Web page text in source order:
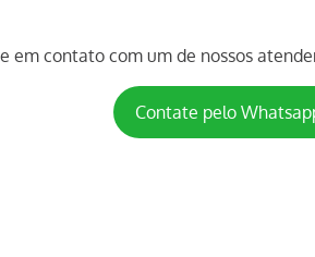
em contato com um de nossos
Contate pelo